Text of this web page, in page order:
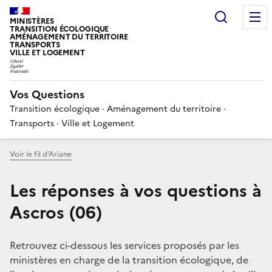
MINISTÈRES
TRANSITION ÉCOLOGIQUE
AMÉNAGEMENT DU TERRITOIRE
TRANSPORTS
VILLE ET LOGEMENT
Vos Questions
Transition écologique · Aménagement du territoire ·
Transports · Ville et Logement
Voir le fil d’Ariane
Les réponses à vos questions à
Ascros (06)
Retrouvez ci-dessous les services proposés par les
ministères en charge de la transition écologique, de